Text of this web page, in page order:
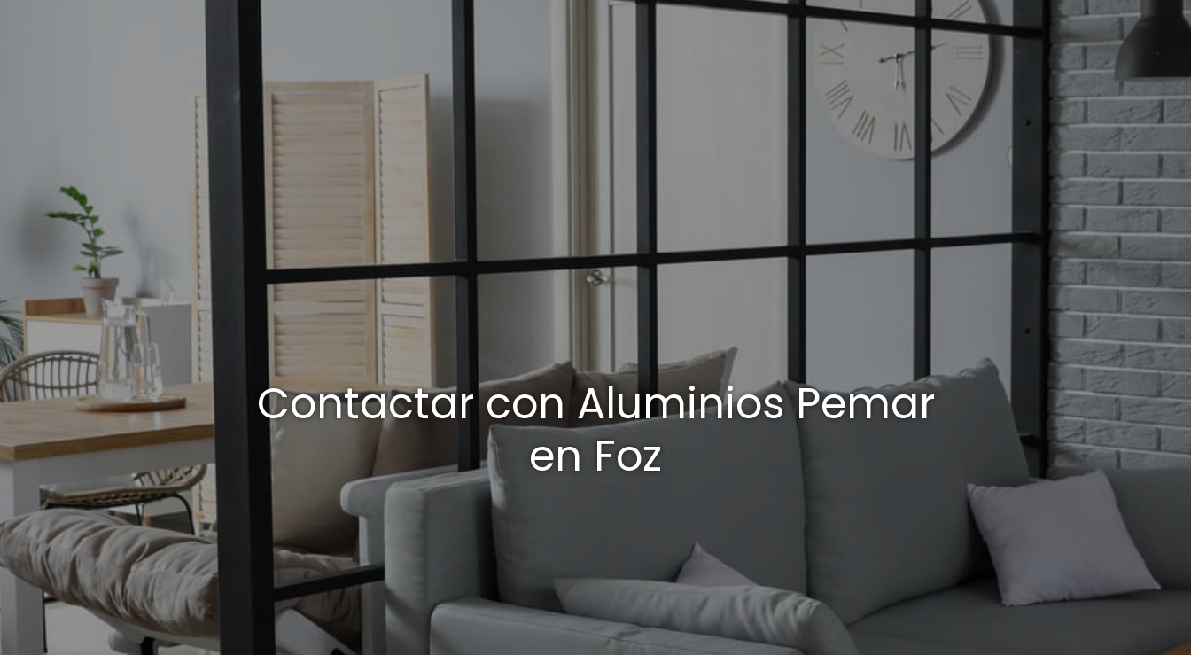
Contactar con Aluminios Pemar
en Foz